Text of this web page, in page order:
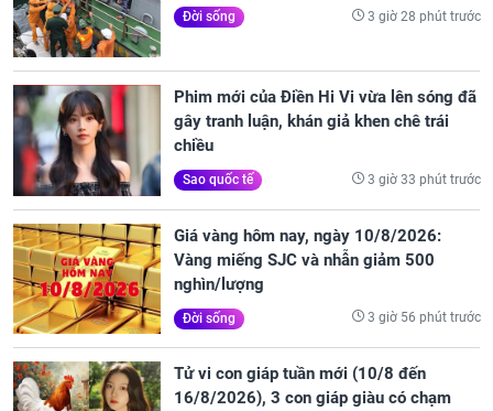
Đời sống 3 giờ 28 phút trước
Phim mới của Điền Hi Vi vừa lên sóng đã
gây tranh luận, khán giả khen chê trái
chiều
Sao quốc tế 3 giờ 33 phút trước
Giá vàng hôm nay, ngày 10/8/2026:
Vàng miếng SJC và nhẫn giảm 500
nghìn/lượng
Đời sống 3 giờ 56 phút trước
Tử vi con giáp tuần mới (10/8 đến
16/8/2026), 3 con giáp giàu có chạm